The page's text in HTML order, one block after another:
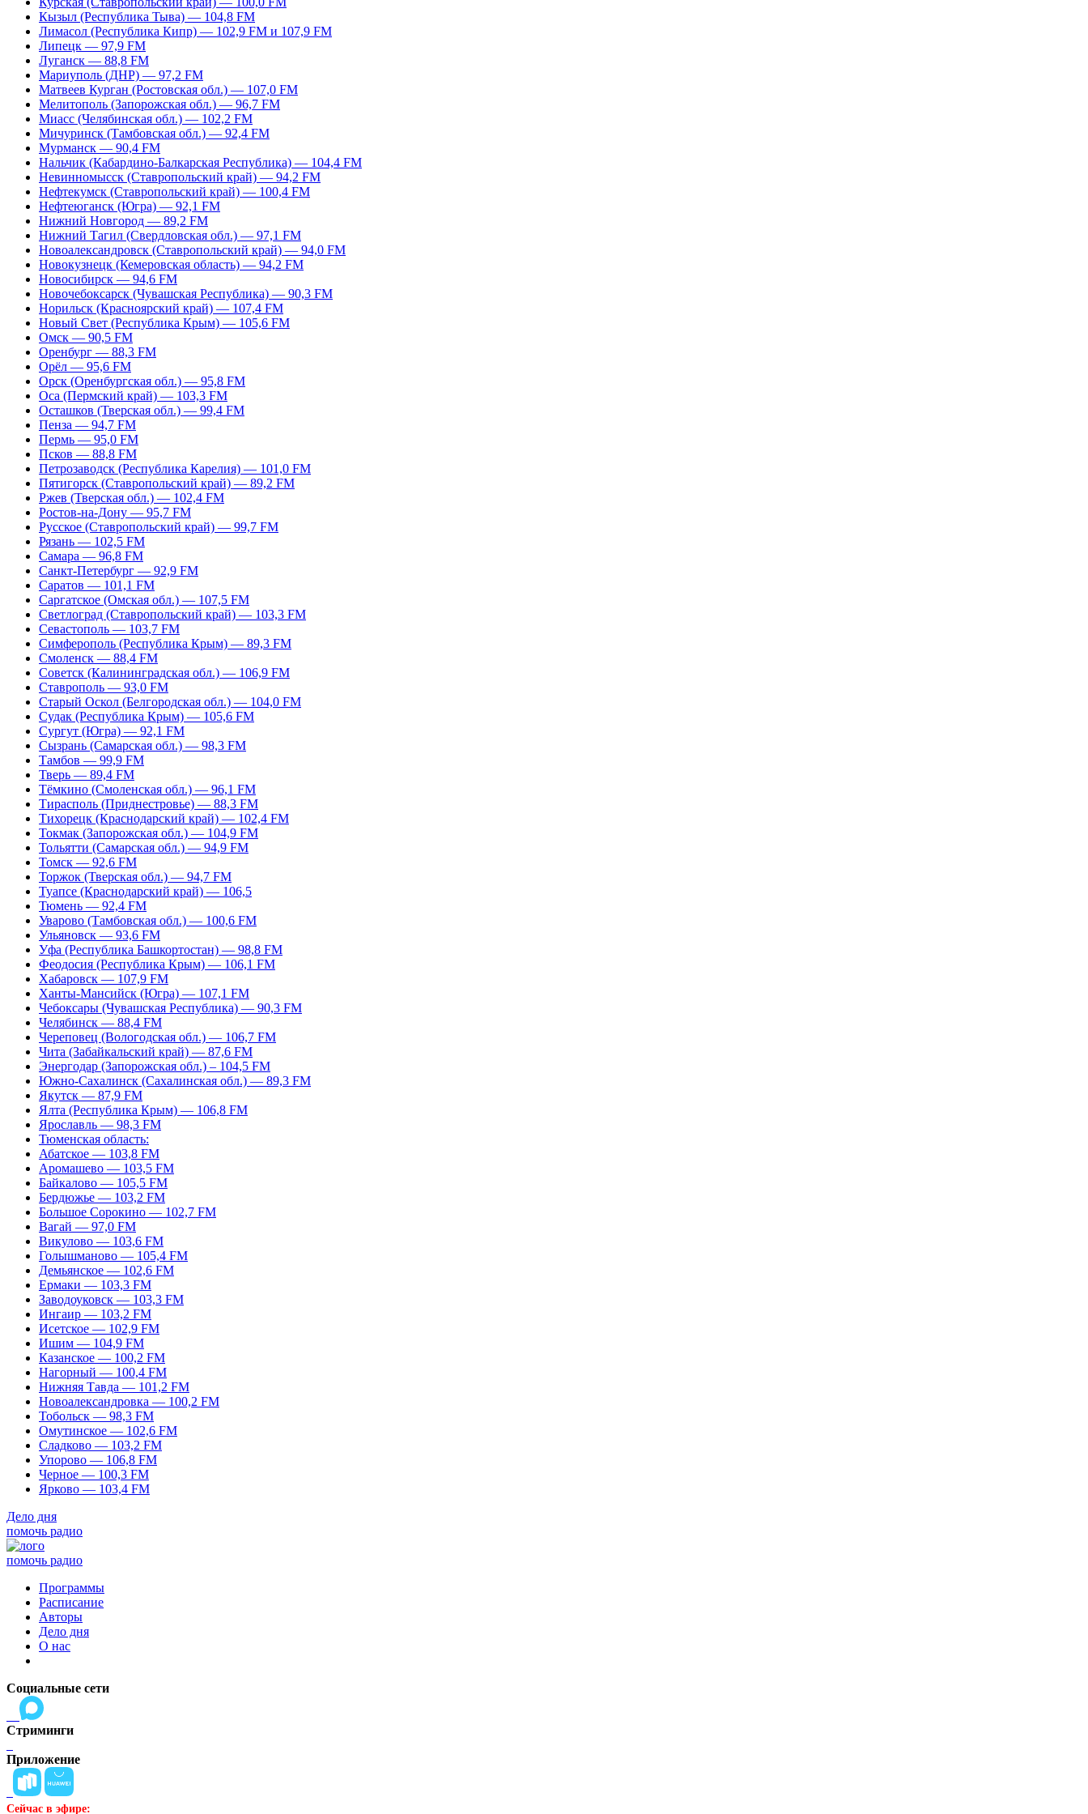
Кызыл (Республика Тыва) — 104,8 FM
Лимасол (Республика Кипр) — 102,9 FM и 107,9 FM
Липецк — 97,9 FM
Луганск — 88,8 FM
Мариуполь (ДНР) — 97,2 FM
Матвеев Курган (Ростовская обл.) — 107,0 FM
Мелитополь (Запорожская обл.) — 96,7 FM
Миасс (Челябинская обл.) — 102,2 FM
Мичуринск (Тамбовская обл.) — 92,4 FM
Мурманск — 90,4 FM
Нальчик (Кабардино-Балкарская Республика) — 104,4 FM
Невинномысск (Ставропольский край) — 94,2 FM
Нефтекумск (Ставропольский край) — 100,4 FM
Нефтеюганск (Югра) — 92,1 FM
Нижний Новгород — 89,2 FM
Нижний Тагил (Свердловская обл.) — 97,1 FM
Новоалександровск (Ставропольский край) — 94,0 FM
Новокузнецк (Кемеровская область) — 94,2 FM
Новосибирск — 94,6 FM
Новочебоксарск (Чувашская Республика) — 90,3 FM
Норильск (Красноярский край) — 107,4 FM
Новый Свет (Республика Крым) — 105,6 FM
Омск — 90,5 FM
Оренбург — 88,3 FM
Орёл — 95,6 FM
Орск (Оренбургская обл.) — 95,8 FM
Оса (Пермский край) — 103,3 FM
Осташков (Тверская обл.) — 99,4 FM
Пенза — 94,7 FM
Пермь — 95,0 FM
Псков — 88,8 FM
Петрозаводск (Республика Карелия) — 101,0 FM
Пятигорск (Ставропольский край) — 89,2 FM
Ржев (Тверская обл.) — 102,4 FM
Ростов-на-Дону — 95,7 FM
Русское (Ставропольский край) — 99,7 FM
Рязань — 102,5 FM
Самара — 96,8 FM
Санкт-Петербург — 92,9 FM
Саратов — 101,1 FM
Саргатское (Омская обл.) — 107,5 FM
Светлоград (Ставропольский край) — 103,3 FM
Севастополь — 103,7 FM
Симферополь (Республика Крым) — 89,3 FM
Смоленск — 88,4 FM
Советск (Калининградская обл.) — 106,9 FM
Ставрополь — 93,0 FM
Старый Оскол (Белгородская обл.) — 104,0 FM
Судак (Республика Крым) — 105,6 FM
Сургут (Югра) — 92,1 FM
Сызрань (Самарская обл.) — 98,3 FM
Тамбов — 99,9 FM
Тверь — 89,4 FM
Тёмкино (Смоленская обл.) — 96,1 FM
Тирасполь (Приднестровье) — 88,3 FM
Тихорецк (Краснодарский край) — 102,4 FM
Токмак (Запорожская обл.) — 104,9 FM
Тольятти (Самарская обл.) — 94,9 FM
Томск — 92,6 FM
Торжок (Тверская обл.) — 94,7 FM
Туапсе (Краснодарский край) — 106,5
Тюмень — 92,4 FM
Уварово (Тамбовская обл.) — 100,6 FM
Ульяновск — 93,6 FM
Уфа (Республика Башкортостан) — 98,8 FM
Феодосия (Республика Крым) — 106,1 FM
Хабаровск — 107,9 FM
Ханты-Мансийск (Югра) — 107,1 FM
Чебоксары (Чувашская Республика) — 90,3 FM
Челябинск — 88,4 FM
Череповец (Вологодская обл.) — 106,7 FM
Чита (Забайкальский край) — 87,6 FM
Энергодар (Запорожская обл.) – 104,5 FM
Южно-Сахалинск (Сахалинская обл.) — 89,3 FM
Якутск — 87,9 FM
Ялта (Республика Крым) — 106,8 FM
Ярославль — 98,3 FM
Тюменская область:
Абатское — 103,8 FM
Аромашево — 103,5 FM
Байкалово — 105,5 FM
Бердюжье — 103,2 FM
Большое Сорокино — 102,7 FM
Вагай — 97,0 FM
Викулово — 103,6 FM
Голышманово — 105,4 FM
Демьянское — 102,6 FM
Ермаки — 103,3 FM
Заводоуковск — 103,3 FM
Ингаир — 103,2 FM
Исетское — 102,9 FM
Ишим — 104,9 FM
Казанское — 100,2 FM
Нагорный — 100,4 FM
Нижняя Тавда — 101,2 FM
Новоалександровка — 100,2 FM
Тобольск — 98,3 FM
Омутинское — 102,6 FM
Сладково — 103,2 FM
Упорово — 106,8 FM
Черное — 100,3 FM
Ярково — 103,4 FM
Дело дня
помочь радио
помочь радио
Программы
Расписание
Авторы
Дело дня
О нас
Социальные сети
Стриминги
Приложение
Сейчас в эфире: